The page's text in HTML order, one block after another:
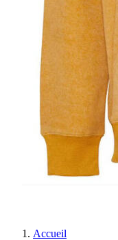
Accueil